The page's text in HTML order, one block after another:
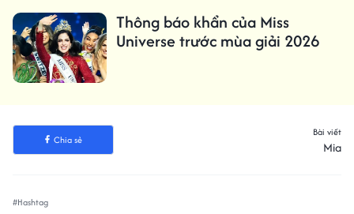
Thông báo khẩn của Miss
Universe trước mùa giải 2026
Chia sẻ
Bài viết
Mia
#Hashtag